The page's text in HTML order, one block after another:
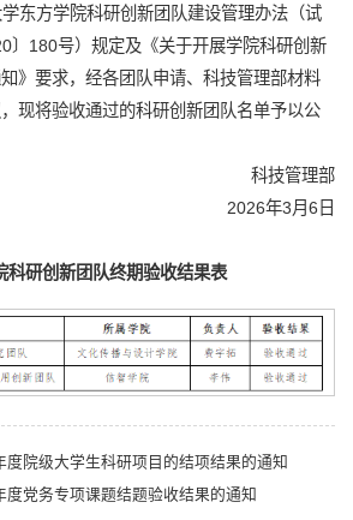
东方学院科研创新团队建设管理办法（试
〕180号）规定及《关于开展学院科研创新
》要求，经各团队申请、科技管理部材料
现将验收通过的科研创新团队名单予以公
科技管理部
2026年3月6日
科研创新团队终期验收结果表
度院级大学生科研项目的结项结果的通知
度党务专项课题结题验收结果的通知